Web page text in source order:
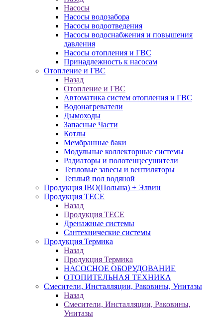
Насосы
Насосы водозабора
Насосы водоотведения
Насосы водоснабжения и повышения
давления
Насосы отопления и ГВС
Принадлежность к насосам
Отопление и ГВС
Назад
Отопление и ГВС
Автоматика систем отопления и ГВС
Водонагреватели
Дымоходы
Запасные Части
Котлы
Мембранные баки
Модульные коллекторные системы
Радиаторы и полотенцесушители
Тепловые завесы и вентиляторы
Теплый пол водяной
Продукция IBO(Польша) + Элвин
Продукция TECE
Назад
Продукция TECE
Дренажные системы
Сантехнические системы
Продукция Термика
Назад
Продукция Термика
НАСОСНОЕ ОБОРУДОВАНИЕ
ОТОПИТЕЛЬНАЯ ТЕХНИКА
Смесители, Инсталляции, Раковины, Унитазы
Назад
Смесители, Инсталляции, Раковины,
Унитазы